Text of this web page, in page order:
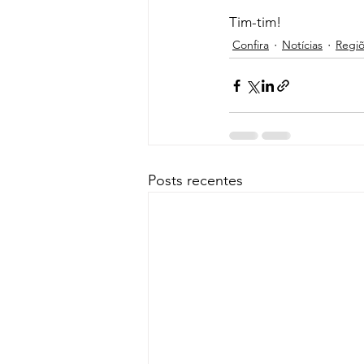
Tim-tim!
Confira Notícias
Posts recentes